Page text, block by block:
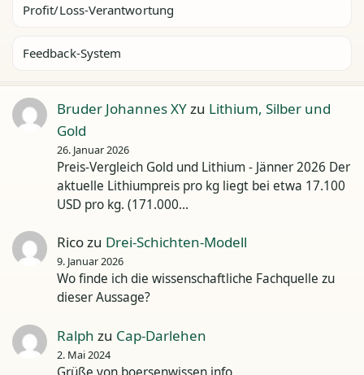
Profit/Loss-Verantwortung
Feedback-System
Bruder Johannes XYzu Lithium, Silber und
Gold
26. Januar 2026
Preis-Vergleich Gold und Lithium - Jänner 2026 Der
aktuelle Lithiumpreis pro kg liegt bei etwa 17.100
USD pro kg. (171.000…
Ricozu Drei-Schichten-Modell
9. Januar 2026
Wo finde ich die wissenschaftliche Fachquelle zu
dieser Aussage?
Ralph zu Cap-Darlehen
2. Mai 2024